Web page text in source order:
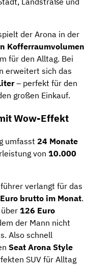
der Arona in der
Kofferraumvolumen
für den Alltag. Bei
erweitert sich das
– perfekt für den
großen Einkauf.
Wow-Effekt
umfasst 24 Monate
von 10.000
verlangt für das
brutto im Monat.
126 Euro
der Mann nicht
Also schnell
Seat Arona Style
SUV für Alltag